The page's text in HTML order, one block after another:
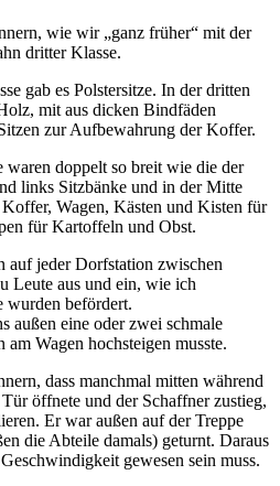
wie wir ganz früher
mit der
dritter Klasse.
gab es Polstersitze. In der dritten
mit aus dicken Bindfäden
zur Aufbewahrung der Koffer.
doppelt so breit wie die der
links Sitzbänke und in der Mitte
Wagen, Kästen und Kisten für
für Kartoffeln und Obst.
auf jeder Dorfstation zwischen
Leute aus und ein, wie ich
wurden befördert.
außen eine oder zwei schmale
Wagen hochsteigen musste.
dass manchmal mitten während
öffnete und der Schaffner zustieg,
Er war außen auf der Treppe
die Abteile damals) geturnt. Daraus
gewesen sein muss.